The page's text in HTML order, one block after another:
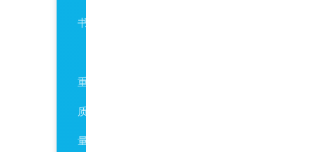
书
重
质
量